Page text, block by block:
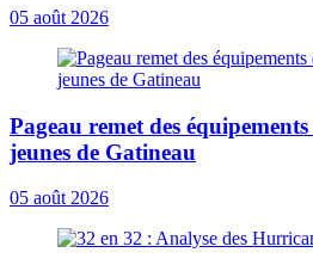
05 août 2026
Pageau remet des
jeunes de Gatineau
05 août 2026